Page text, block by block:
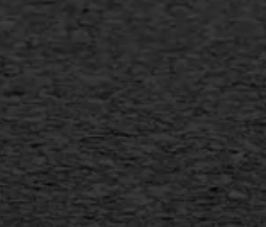
Gietasfalt reparatie
Scheurreparatie
Flexigoot
Vertical seal
Vlakslijpen
Vorstschade